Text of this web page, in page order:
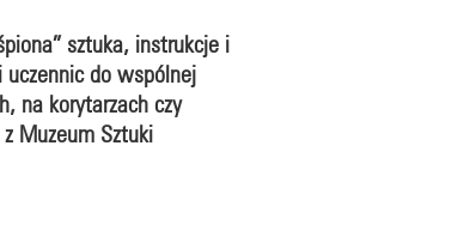
sztuka, instrukcje i
uczennic do wspólnej
na korytarzach czy
Muzeum Sztuki